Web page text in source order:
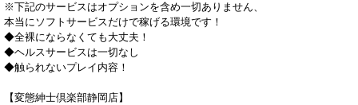
※下記のサービスはオプションを含め一切ありません、
本当にソフトサービスだけで稼げる環境です！
◆全裸にならなくても大丈夫！
◆ヘルスサービスは一切なし
◆触られないプレイ内容！
【変態紳士倶楽部静岡店】